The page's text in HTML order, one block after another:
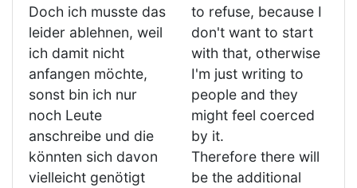
Doch ich musste das
leider ablehnen, weil
ich damit nicht
anfangen möchte,
sonst bin ich nur
noch Leute
anschreibe und die
könnten sich davon
vielleicht genötigt
to refuse, because I
don't want to start
with that, otherwise
I'm just writing to
people and they
might feel coerced
by it.
Therefore there will
be the additional